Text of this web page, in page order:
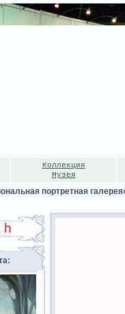
Коллекция
Музея
портретная